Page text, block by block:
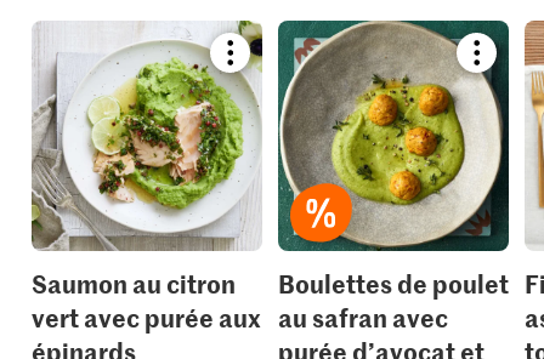
Bookmark
recipe
or
add
it
to
your
collections.
Saumon au citron
vert avec purée aux
épinards
recipe
add
your
Boulettes de poulet
au safran avec
purée d’avocat et